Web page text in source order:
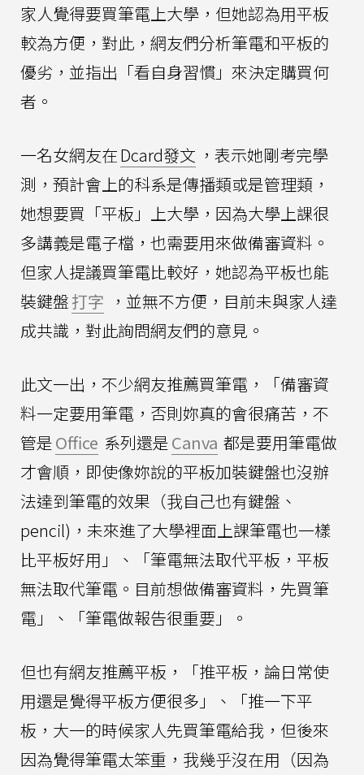
家人覺得要買筆電上大學，但她認為用平板
較為方便，對此，網友們分析筆電和平板的
優劣，並指出「看自身習慣」來決定購買何
者。
一名女網友在Dcard發文 ，表示她剛考完學
測，預計會上的科系是傳播類或是管理類，
她想要買「平板」上大學，因為大學上課很
多講義是電子檔，也需要用來做備審資料。
但家人提議買筆電比較好，她認為平板也能
裝鍵盤打字 ，並無不方便，目前未與家人達
成共識，對此詢問網友們的意見。
此文一出，不少網友推薦買筆電，「備審資
料一定要用筆電，否則妳真的會很痛苦，不
管是Office 系列還是Canva 都是要用筆電做
才會順，即使像妳說的平板加裝鍵盤也沒辦
法達到筆電的效果（我自己也有鍵盤、
pencil)，未來進了大學裡面上課筆電也一樣
比平板好用」、「筆電無法取代平板，平板
無法取代筆電。目前想做備審資料，先買筆
電」、「筆電做報告很重要」。
但也有網友推薦平板，「推平板，論日常使
用還是覺得平板方便很多」、「推一下平
板，大一的時候家人先買筆電給我，但後來
因為覺得筆電太笨重，我幾乎沒在用（因為